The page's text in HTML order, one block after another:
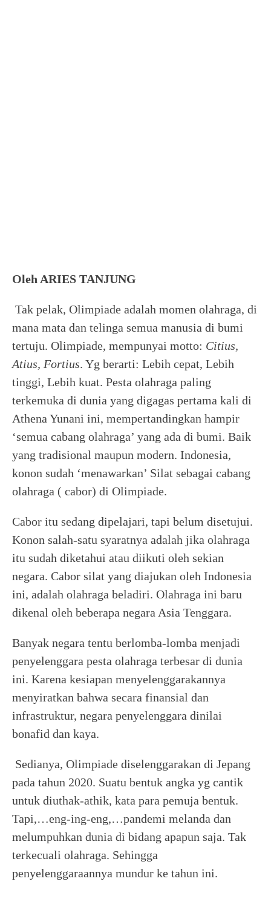
Oleh ARIES TANJUNG
Tak pelak, Olimpiade adalah momen olahraga, di
mana mata dan telinga semua manusia di bumi
tertuju. Olimpiade, mempunyai motto: Citius,
Atius, Fortius. Yg berarti: Lebih cepat, Lebih
tinggi, Lebih kuat. Pesta olahraga paling
terkemuka di dunia yang digagas pertama kali di
Athena Yunani ini, mempertandingkan hampir
‘semua cabang olahraga’ yang ada di bumi. Baik
yang tradisional maupun modern. Indonesia,
konon sudah ‘menawarkan’ Silat sebagai cabang
olahraga ( cabor) di Olimpiade.
Cabor itu sedang dipelajari, tapi belum disetujui.
Konon salah-satu syaratnya adalah jika olahraga
itu sudah diketahui atau diikuti oleh sekian
negara. Cabor silat yang diajukan oleh Indonesia
ini, adalah olahraga beladiri. Olahraga ini baru
dikenal oleh beberapa negara Asia Tenggara.
Banyak negara tentu berlomba-lomba menjadi
penyelenggara pesta olahraga terbesar di dunia
ini. Karena kesiapan menyelenggarakannya
menyiratkan bahwa secara finansial dan
infrastruktur, negara penyelenggara dinilai
bonafid dan kaya.
Sedianya, Olimpiade diselenggarakan di Jepang
pada tahun 2020. Suatu bentuk angka yg cantik
untuk diuthak-athik, kata para pemuja bentuk.
Tapi,…eng-ing-eng,…pandemi melanda dan
melumpuhkan dunia di bidang apapun saja. Tak
terkecuali olahraga. Sehingga
penyelenggaraannya mundur ke tahun ini.